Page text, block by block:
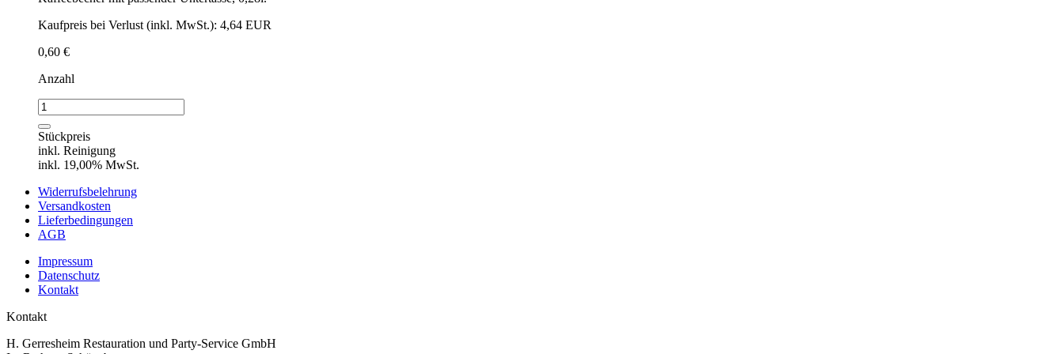
Kaufpreis bei Verlust (inkl. MwSt.): 4,64 EUR
0,60 €
Anzahl
Kaffeebecher
"Diamant"
mit
Untertasse
Menge
Stückpreis
inkl. Reinigung
inkl. 19,00% MwSt.
Widerrufsbelehrung
Versandkosten
Lieferbedingungen
AGB
Impressum
Datenschutz
Kontakt
Kontakt
H. Gerresheim Restauration und Party-Service GmbH